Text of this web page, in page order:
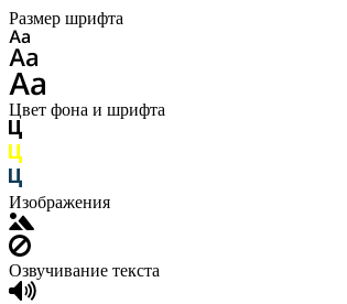
Размер шрифта
Цвет фона и шрифта
Изображения
Озвучивание текста